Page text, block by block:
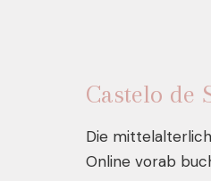
Castelo de
Die
Online vorab